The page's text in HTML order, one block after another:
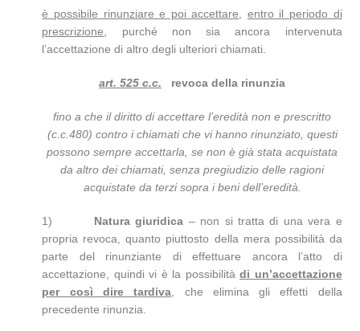
è possibile rinunziare e poi accettare
entro il periodo di
prescrizione , purché non sia ancora intervenuta
l’accettazione di altro degli ulteriori chiamati.
art. 525 c.c. revoca della rinunzia
fino a che il diritto di accettare l’eredità non e prescritto
(c.c.480) contro i chiamati che vi hanno rinunziato, questi
possono sempre accettarla, se non è già stata acquistata
da altro dei chiamati, senza pregiudizio delle ragioni
acquistate da terzi sopra i beni dell’eredità.
1) Natura giuridica – non si tratta di una vera e
propria revoca, quanto piuttosto della mera possibilità da
parte del rinunziante di effettuare ancora l’atto di
accettazione, quindi vi è la possibilitàdi un’accettazione
per così dire tardiva , che elimina gli effetti della
precedente rinunzia.